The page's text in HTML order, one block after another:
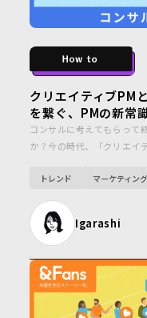
クリエイティブPM
を繋ぐ、PMの新常
コンサルに考えてもらっ
か？今の時代、「クリエイ
説します。
トレンド マーケティング
Igarashi